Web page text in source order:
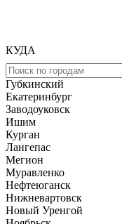
КУДА
Губкинский
Екатеринбург
Заводоуковск
Ишим
Курган
Лангепас
Мегион
Муравленко
Нефтеюганск
Нижневартовск
Новый Уренгой